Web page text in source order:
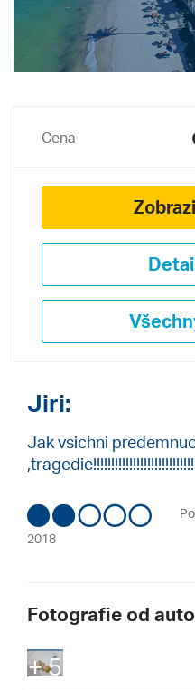
Cena
Jiri:
Jak vsichni
2018
Fotografie od
+ 5